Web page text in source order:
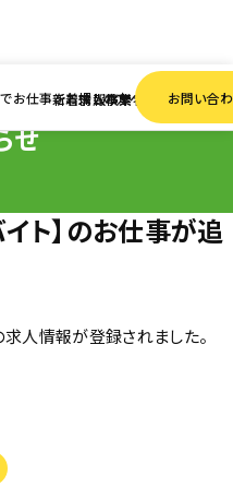
お仕事をお探しの方へ
新着情報求人検索事業者一覧お問い合
お仕事が追加されました。
せ
ト】のお仕事が追
求人情報が登録されました。